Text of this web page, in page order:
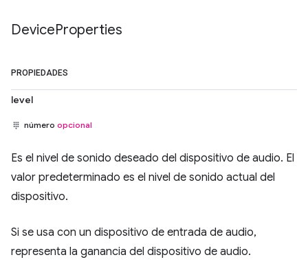
DeviceProperties
PROPIEDADES
level
número opcional
Es el nivel de sonido deseado del dispositivo de audio. El
valor predeterminado es el nivel de sonido actual del
dispositivo.
Si se usa con un dispositivo de entrada de audio,
representa la ganancia del dispositivo de audio.